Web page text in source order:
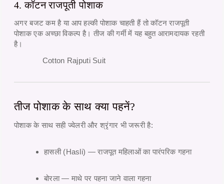
4. कॉटन राजपूती पोशाक
अगर बजट कम है या आप हल्की पोशाक चाहती हैं तोकॉटन राजपूती
पोशाकएक अच्छा विकल्प है। तीज की गर्मी में यह बहुत आरामदायक रहती
है।
Cotton Rajputi Suit
तीज पोशाक के साथ क्या पहनें?
पोशाक के साथ सही ज्वेलरी और श्रृंगार भी जरूरी है:
हासली (Hasli) — राजपूत महिलाओं का पारंपरिक गहना
बोरला— माथे पर पहना जाने वाला गहना